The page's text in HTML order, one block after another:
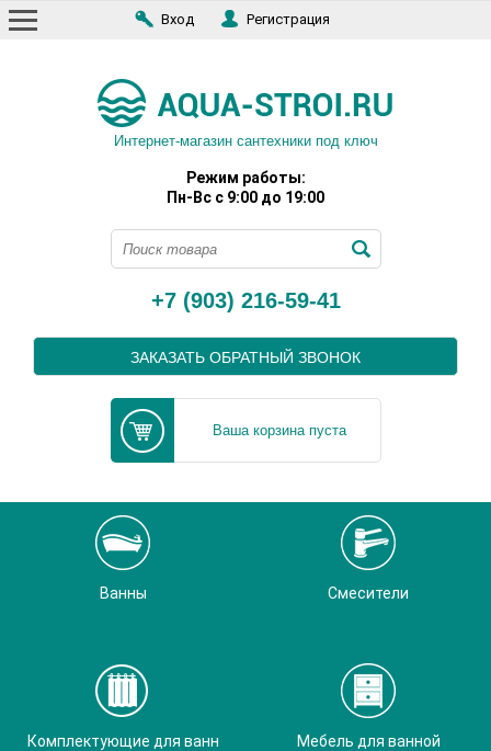
Вход Регистрация
Интернет-магазин сантехники под ключ
Режим работы:
Пн-Вс с 9:00 до 19:00
+7 (903) 216-59-41
ЗАКАЗАТЬ ОБРАТНЫЙ ЗВОНОК
Ваша корзина пуста
Ванны Смесители
Комплектующие для ванн Мебель для ванной